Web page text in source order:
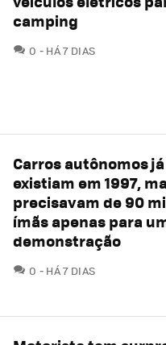
camping
0 COMENTÁRIOS
HÁ 7 DIAS
Carros autônomos já
existiam em 1997,
precisavam de 90
ímãs apenas para
demonstração
0 COMENTÁRIOS
HÁ 7 DIAS